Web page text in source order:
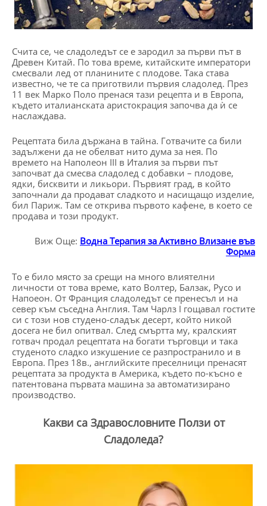
Счита се, че сладоледът се е зародил за първи път в
Древен Китай. По това време, китайските императори
смесвали лед от планините с плодове. Така става
известно, че те са приготвили първия сладолед. През
11 век Марко Поло пренася тази рецепта и в Европа,
където италианската аристокрация започва да ѝ се
наслаждава.
Рецептата била държана в тайна. Готвачите са били
задължени да не обелват нито дума за нея. По
времето на Наполеон III в Италия за първи път
започват да смесва сладолед с добавки – плодове,
ядки, бисквити и ликьори. Първият град, в който
започнали да продават сладкото и насищащо изделие,
бил Париж. Там се открива първото кафене, в което се
продава и този продукт.
Виж Още: Водна Терапия за Активно Влизане във
Форма
То е било място за срещи на много влиятелни
личности от това време, като Волтер, Балзак, Русо и
Напоеон. От Франция сладоледът се пренесъл и на
север към съседна Англия. Там Чарлз I гощавал гостите
си с този нов студено-сладък десерт, който никой
досега не бил опитвал. След смъртта му, кралският
готвач продал рецептата на богати търговци и така
студеното сладко изкушение се разпространило и в
Европа. През 18в., английските преселници пренасят
рецептата за продукта в Америка, където по-късно е
патентована първата машина за автоматизирано
производство.
Какви са Здравословните Ползи от
Сладоледа?